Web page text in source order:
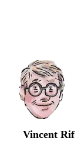
Vincent Rif